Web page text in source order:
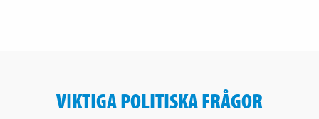
VIKTIGA POLITISKA FRÅGOR